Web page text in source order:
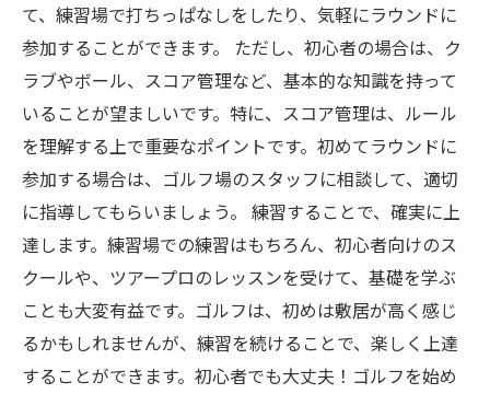
て、練習場で打ちっぱなしをしたり、気軽にラウンドに
参加することができます。 ただし、初心者の場合は、ク
ラブやボール、スコア管理など、基本的な知識を持って
いることが望ましいです。特に、スコア管理は、ルール
を理解する上で重要なポイントです。初めてラウンドに
参加する場合は、ゴルフ場のスタッフに相談して、適切
に指導してもらいましょう。 練習することで、確実に上
達します。練習場での練習はもちろん、初心者向けのス
クールや、ツアープロのレッスンを受けて、基礎を学ぶ
ことも大変有益です。ゴルフは、初めは敷居が高く感じ
るかもしれませんが、練習を続けることで、楽しく上達
することができます。初心者でも大丈夫！ゴルフを始め